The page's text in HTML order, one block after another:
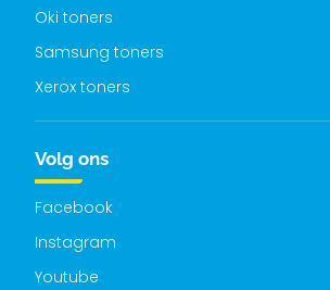
Oki toners
Samsung toners
Xerox toners
Volg ons
Facebook
Instagram
Youtube